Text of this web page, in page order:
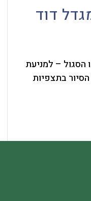
הסגול – למניעת
בתצפיות